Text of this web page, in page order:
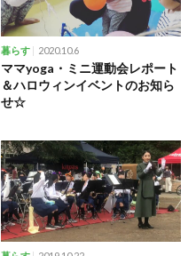
暮らす 2020.10.6
ママyoga・ミニ運動会レポート
＆ハロウィンイベントのお知ら
せ☆